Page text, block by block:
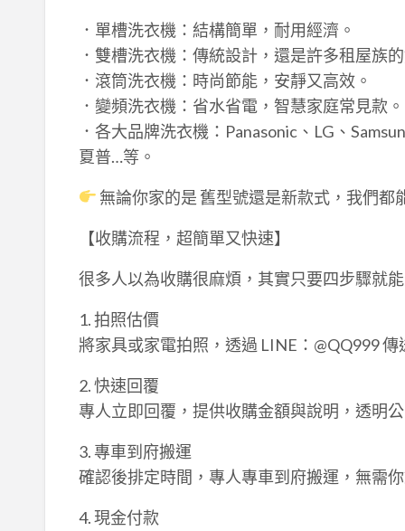
．單槽洗衣機：結構簡單，耐用經濟。
．雙槽洗衣機：傳統設計，還是許多租屋族
．滾筒洗衣機：時尚節能，安靜又高效。
．變頻洗衣機：省水省電，智慧家庭常見款。
．各大品牌洗衣機：Panasonic、LG、
夏普…等。
無論你家的是 舊型號還是新款式，我們
【收購流程，超簡單又快速】
很多人以為收購很麻煩，其實只要四步驟就
1. 拍照估價
將家具或家電拍照，透過 LINE：@QQ999
2. 快速回覆
專人立即回覆，提供收購金額與說明，透明
3. 專車到府搬運
確認後排定時間，專人專車到府搬運，無需
4. 現金付款